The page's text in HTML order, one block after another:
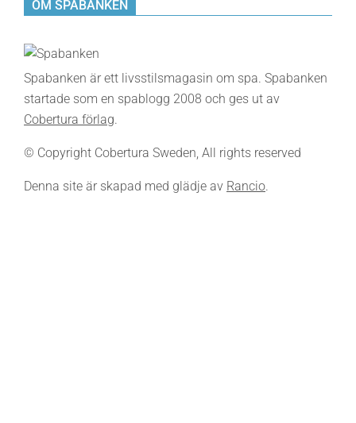
OM SPABANKEN
Spabanken är ett livsstilsmagasin om spa. Spabanken
startade som en spablogg 2008 och ges ut av
Cobertura förlag.
© Copyright Cobertura Sweden, All rights reserved
Denna site är skapad med glädje av Rancio.